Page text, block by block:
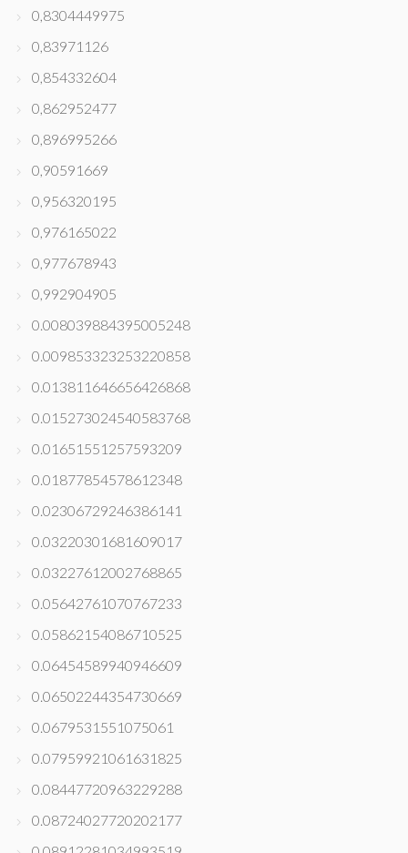
0,8304449975
0,83971126
0,854332604
0,862952477
0,896995266
0,90591669
0,956320195
0,976165022
0,977678943
0,992904905
0.008039884395005248
0.009853323253220858
0.013811646656426868
0.015273024540583768
0.01651551257593209
0.01877854578612348
0.02306729246386141
0.03220301681609017
0.03227612002768865
0.05642761070767233
0.05862154086710525
0.06454589940946609
0.06502244354730669
0.0679531551075061
0.07959921061631825
0.08447720963229288
0.08724027720202177